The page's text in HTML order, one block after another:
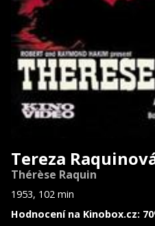
Tereza
Thérèse Raquin
1953, 102 min
Hodnocení na Kinobox.cz: